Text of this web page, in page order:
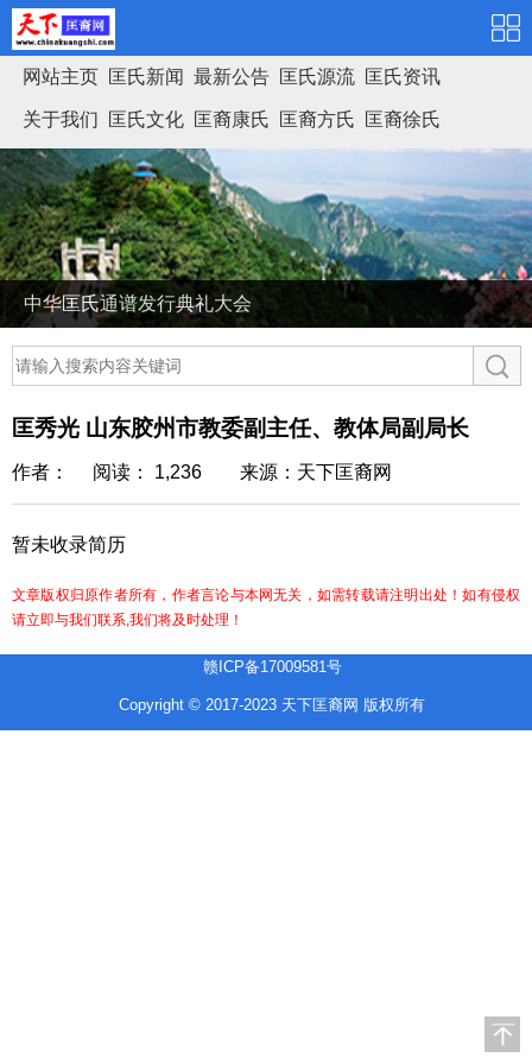
网站主页 匡氏新闻 最新公告 匡氏源流 匡氏资讯
关于我们 匡氏文化 匡裔康氏 匡裔方氏 匡裔徐氏
匡氏家谱
中华匡氏通谱发行典礼大会
匡秀光 山东胶州市教委副主任、教体局副局长
作者： 阅读： 1,236 来源：天下匡裔网
暂未收录简历
文章版权归原作者所有，作者言论与本网无关，如需转载请注明出处！如有侵权
请立即与我们联系,我们将及时处理！
赣ICP备17009581号
Copyright © 2017-2023 天下匡裔网 版权所有